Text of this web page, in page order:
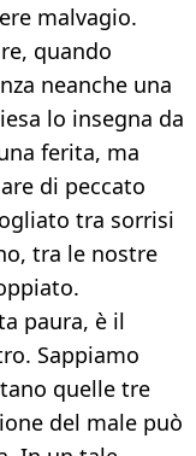
malvagio.
quando
neanche una
lo insegna da
ferita, ma
di peccato
tra sorrisi
tra le nostre
paura, è il
Sappiamo
quelle tre
del male può